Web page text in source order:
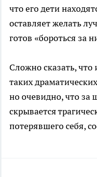
что его дети
оставляет желать
готов «бороться за
Сложно сказать,
таких
но очевидно, что
скрывается
потерявшего себя,